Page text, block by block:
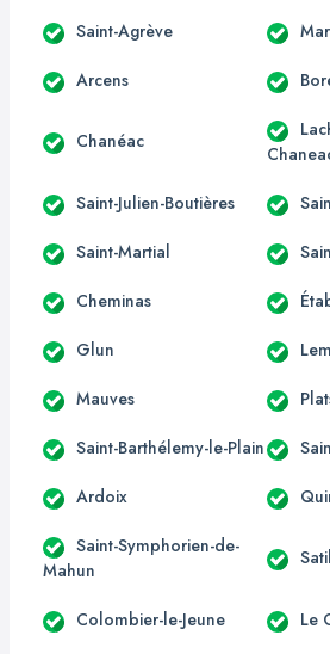
Saint-Agrève
Arcens
Chanéac
Saint-Julien-Boutières
Saint-Martial
Cheminas
Glun
Mauves
Saint-Barthélemy-le-Plain
Ardoix
Saint-Symphorien-de-
Mahun
Colombier-le-Jeune Le